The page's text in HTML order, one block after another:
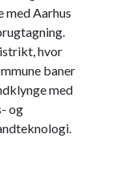
med Aarhus
hvor
baner
med
og